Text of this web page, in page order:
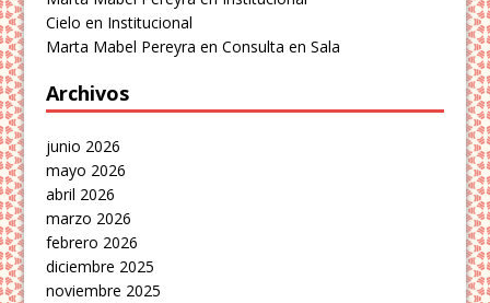
Cielo en Institucional
Marta Mabel Pereyra enConsulta en Sala
Archivos
junio 2026
mayo 2026
abril 2026
marzo 2026
febrero 2026
diciembre 2025
noviembre 2025